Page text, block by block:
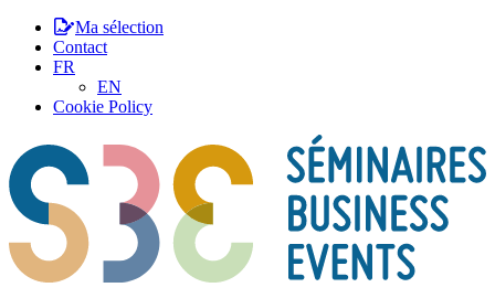
Ma sélection
Contact
FR
EN
Cookie Policy